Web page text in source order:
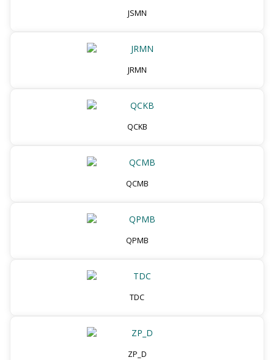
JSMN
JRMN
QCKB
QCMB
QPMB
TDC
ZP_D